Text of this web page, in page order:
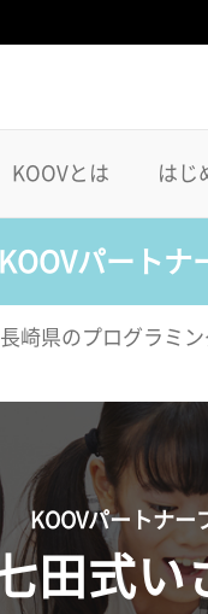
KOOVとは はじ
パート
長崎県のプログラミ
KOOVパートナー
田式い